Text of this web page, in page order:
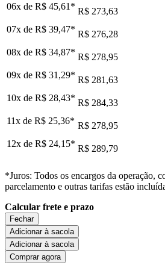
06x de R$ 45,61 * R$ 273,63
07x de R$ 39,47* R$ 276,28
08x de R$ 34,87* R$ 278,95
09x de R$ 31,29* R$ 281,63
10x de R$ 28,43* R$ 284,33
11x de R$ 25,36* R$ 278,95
12x de R$ 24,15* R$ 289,79
*Juros: Todos os encargos da operação,
parcelamento e outras tarifas estão
Calcular frete e prazo
Fechar
Adicionar à sacola
Adicionar à sacola
Comprar agora